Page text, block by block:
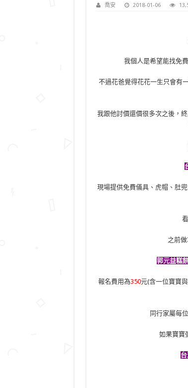
喬安 2018-01-06
我個人是希望能找免
不過花爸覺得花花一生只會有
我跟他討價還價很多次之後，
現場提供免費儀具、虎帽、肚
之前
郭元益糕
報名費用為350元(含一位寶寶
同行家屬每
如果寶寶